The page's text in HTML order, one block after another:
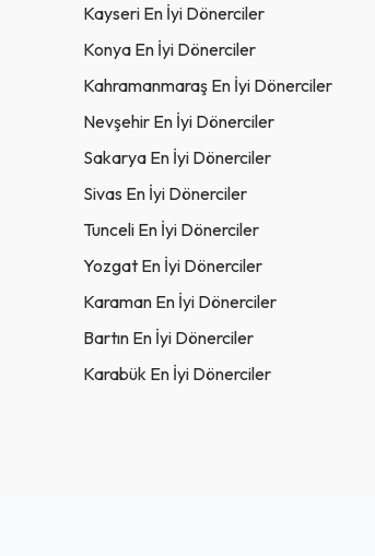
Kayseri En İyi Dönerciler
Konya En İyi Dönerciler
Kahramanmaraş En İyi Dönerciler
Nevşehir En İyi Dönerciler
Sakarya En İyi Dönerciler
Sivas En İyi Dönerciler
Tunceli En İyi Dönerciler
Yozgat En İyi Dönerciler
Karaman En İyi Dönerciler
Bartın En İyi Dönerciler
Karabük En İyi Dönerciler